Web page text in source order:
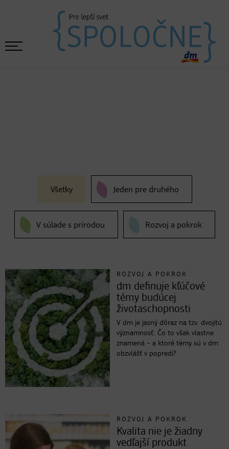
Všetky Jeden pre druhého
V súlade s prírodou Rozvoj a pokrok
ROZVOJ A POKROK
dm definuje kľúčové
témy budúcej
životaschopnosti
V dm je jasný dôraz na tzv. dvojitú
významnosť. Čo to však vlastne
znamená – a ktoré témy sú v dm
obzvlášť v popredí?
ROZVOJ A POKROK
Kvalita nie je žiadny
vedľajší produkt